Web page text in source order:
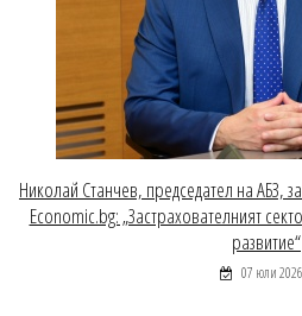
Николай Станчев, председател на АБЗ,
Economic.bg: „Застрахователният
развитие“
07 юли 2026